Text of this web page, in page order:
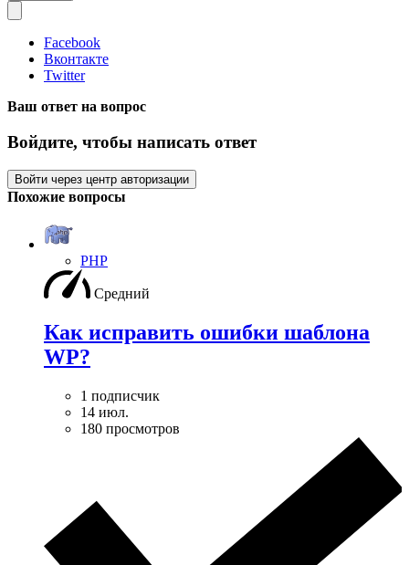
Facebook
Вконтакте
Twitter
Ваш ответ на вопрос
Войдите, чтобы написать ответ
Войти через центр авторизации
Похожие вопросы
PHP
Средний
Как исправить ошибки шаблона
WP?
1 подписчик
14 июл.
180 просмотров